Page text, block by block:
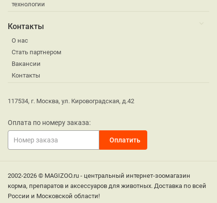
технологии
Контакты
О нас
Стать партнером
Вакансии
Контакты
117534, г. Москва, ул. Кировоградская, д.42
Оплата по номеру заказа:
2002-2026 © MAGIZOO.ru - центральный интернет-зоомагазин
корма, препаратов и аксессуаров для животных. Доставка по всей
России и Московской области!